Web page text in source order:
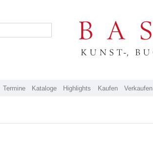
Termine Kataloge Highlights Kaufen Verkaufen